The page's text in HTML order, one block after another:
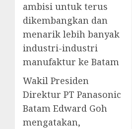
ambisi untuk terus
dikembangkan dan
menarik lebih banyak
industri-industri
manufaktur ke Batam
Wakil Presiden
Direktur PT Panasonic
Batam Edward Goh
mengatakan,